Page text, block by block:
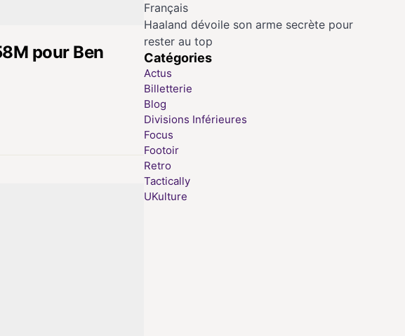
pour Ben
Français
Haaland dévoile son arme secrète pour
rester au top
Catégories
Actus
Billetterie
Blog
Divisions Inférieures
Focus
Footoir
Retro
Tactically
UKulture